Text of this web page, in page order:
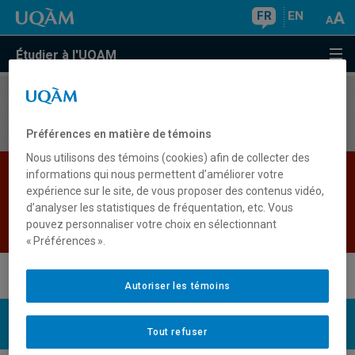
FR EN
Étudier à l'UQAM
Aucun résultat
Les bases de données institutionnelles sont
indisponibles pour le moment. Veuillez
réessayer plus tard.
Retour
UQAM
Préférences en matière de témoins
Nous utilisons des témoins (cookies) afin de collecter des
informations qui nous permettent d’améliorer votre
expérience sur le site, de vous proposer des contenus vidéo,
d’analyser les statistiques de fréquentation, etc. Vous
pouvez personnaliser votre choix en sélectionnant
« Préférences ».
Tout refuser
Autoriser les témoins